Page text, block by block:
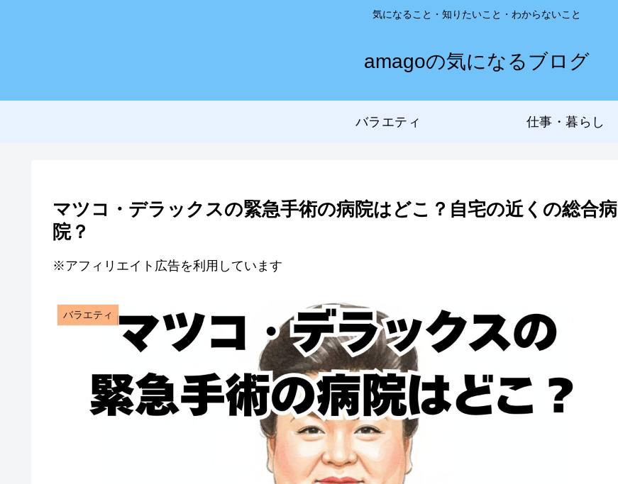
気になること・知りたいこと・わからないこと
amagoの気になるブログ
バラエティ 仕事・暮らし
マツコ・デラックスの緊急手術の病院はどこ？自宅の近くの総合病
院？
※アフィリエイト広告を利用しています
バラエティ